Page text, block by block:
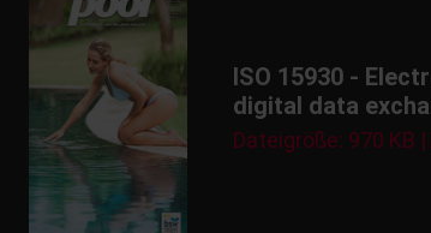
ISO 15930 -
digital data
Dateigröße: 970 KB